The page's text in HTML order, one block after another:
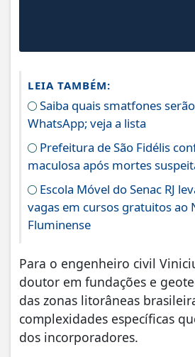
LEIA TAMBÉM:
Saiba quais smatfones
WhatsApp; veja a lista
Prefeitura de São Fidélis
maculosa após mortes
Escola Móvel do Senac RJ
vagas em cursos gratuitos ao
Fluminense
Para o engenheiro civil
doutor em fundações e
das zonas litorâneas
complexidades específicas
dos incorporadores.